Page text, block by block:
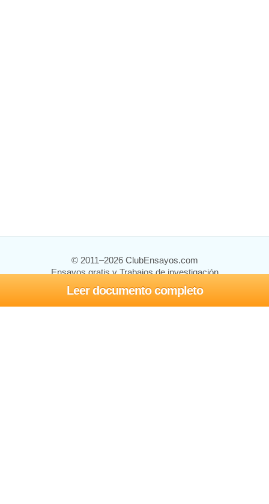
Leer documento completo
© 2011–2026 ClubEnsayos.com
Ensayos gratis y Trabajos de investigación